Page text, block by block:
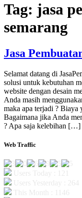
Tag: jasa
semarang
Jasa
Selamat datang di
solusi untuk kebutuhan
website dengan desain
Anda masih
maka apa terjadi ? Biaya
Bagaimana jika Anda
? Apa saja kelebihan […]
Web Traffic